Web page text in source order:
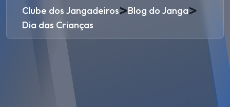
Clube dos Jangadeiros>Blog do Janga>
Dia das Crianças